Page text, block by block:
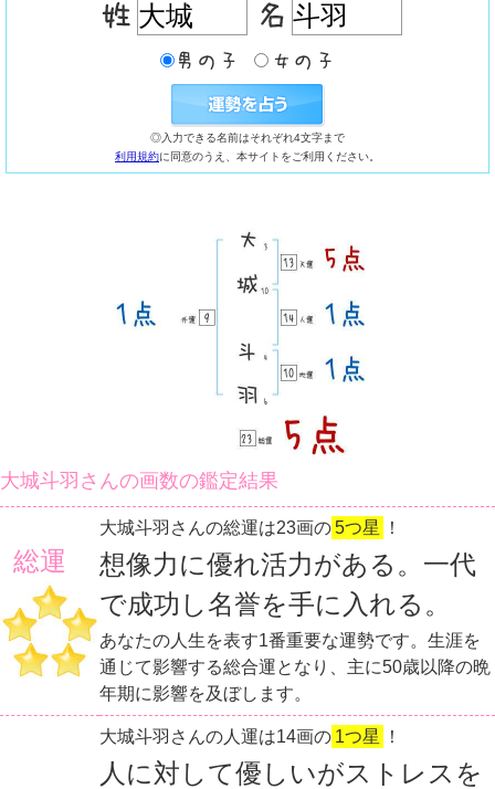
◎入力できる名前はそれぞれ4文字まで
利用規約に同意のうえ、本サイトをご利用ください。
大城斗羽さんの画数の鑑定結果
総運
大城斗羽さんの総運は23画の5つ星 ！
想像力に優れ活力がある。一代
で成功し名誉を手に入れる。
あなたの人生を表す1番重要な運勢です。生涯を
通じて影響する総合運となり、主に50歳以降の晩
年期に影響を及ぼします。
大城斗羽さんの人運は14画の 1つ星 ！
人に対して優しいがストレスを